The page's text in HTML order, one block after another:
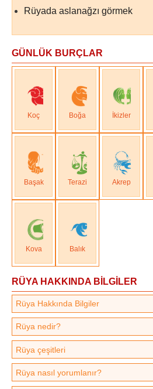
Rüyada aslanağzı görmek
GÜNLÜK BURÇLAR
Koç Boğa İkizler
Başak Terazi Akrep
Kova Balık
RÜYA HAKKINDA BİLGİLER
Rüya Hakkında Bilgiler
Rüya nedir?
Rüya çeşitleri
Rüya nasıl yorumlanır?